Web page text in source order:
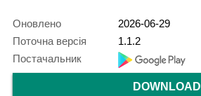
Оновлено
2026-06-29
Поточна версія
1.1.2
Постачальник
DOWNLOAD